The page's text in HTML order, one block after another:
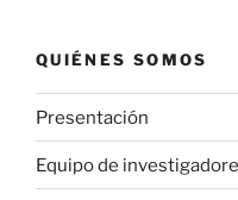
QUIÉNES SOMOS
Presentación
Equipo de